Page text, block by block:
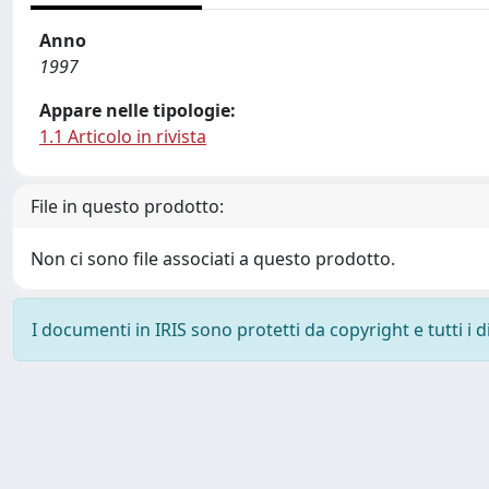
Anno
1997
Appare nelle tipologie:
1.1 Articolo in rivista
File in questo prodotto:
Non ci sono file associati a questo prodotto.
I documenti in IRIS sono protetti da copyright e tutti i